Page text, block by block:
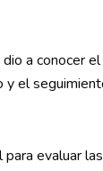
a conocer
el
evaluar